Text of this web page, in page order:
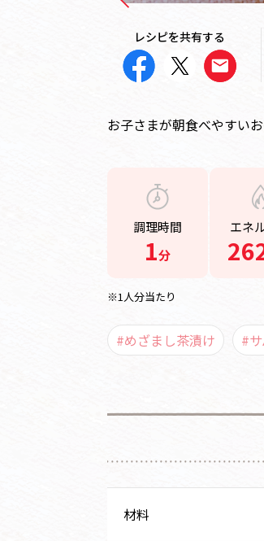
レシピを共有する
お子さまが朝食べやすい
調理時間
1分
エネ
※1人分当たり
#めざまし茶漬け #
材料